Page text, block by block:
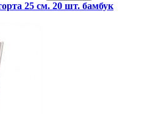
25 см. 20 шт. бамбук